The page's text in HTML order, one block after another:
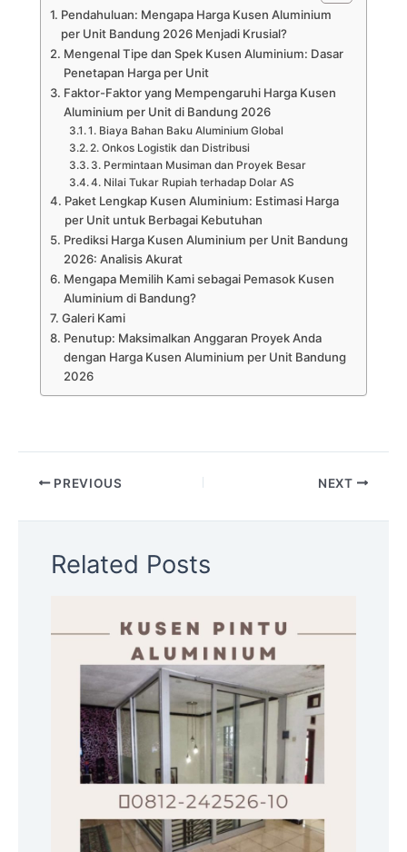
Pendahuluan: Mengapa Harga Kusen Aluminium
per Unit Bandung 2026 Menjadi Krusial?
Mengenal Tipe dan Spek Kusen Aluminium: Dasar
Penetapan Harga per Unit
Faktor-Faktor yang Mempengaruhi Harga Kusen
Aluminium per Unit di Bandung 2026
1. Biaya Bahan Baku Aluminium Global
2. Onkos Logistik dan Distribusi
3. Permintaan Musiman dan Proyek Besar
4. Nilai Tukar Rupiah terhadap Dolar AS
Paket Lengkap Kusen Aluminium: Estimasi Harga
per Unit untuk Berbagai Kebutuhan
Prediksi Harga Kusen Aluminium per Unit Bandung
2026: Analisis Akurat
Mengapa Memilih Kami sebagai Pemasok Kusen
Aluminium di Bandung?
Galeri Kami
Penutup: Maksimalkan Anggaran Proyek Anda
dengan Harga Kusen Aluminium per Unit Bandung
2026
PREVIOUS NEXT
Related Posts